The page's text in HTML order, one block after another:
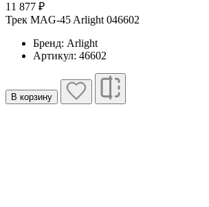
11 877 ₽
Трек MAG-45 Arlight 046602
Бренд: Arlight
Артикул: 46602
В корзину